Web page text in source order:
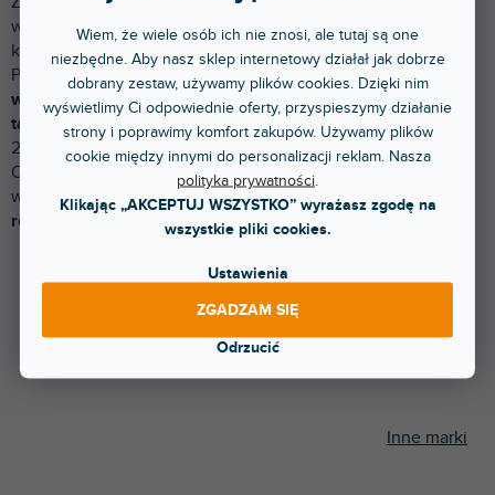
Wiem, że wiele osób ich nie znosi, ale tutaj są one
niezbędne. Aby nasz sklep internetowy działał jak dobrze
dobrany zestaw, używamy plików cookies. Dzięki nim
wyświetlimy Ci odpowiednie oferty, przyspieszymy działanie
strony i poprawimy komfort zakupów. Używamy plików
cookie między innymi do personalizacji reklam. Nasza
polityka prywatności
Klikając „AKCEPTUJ WSZYSTKO” wyrażasz zgodę na
wszystkie pliki cookies.
Ustawienia
Odrzucić
ZGADZAM SIĘ
wysokiej klasy instrumenty muzyczne o tradycyjnej
konstrukcji, jak i te pełne najnowszych technologii.
Przełomowym rokiem dla firmy był rok 1991, kiedy
wprowadzili swój pierwszy magnetofon, na który w
tamtym czasie naprawdę każdy mógł sobie pozwolić.
2001 roku firma pozyskała pod swoje skrzydła Jacka
O'Donnella, który wniósł do firmy kolejne doświadczenia i
wartości dla muzyków. Obecnie firma stoi Alesis na czele
rozwoju cyfrowych instrumentów muzycznych.
Inne marki